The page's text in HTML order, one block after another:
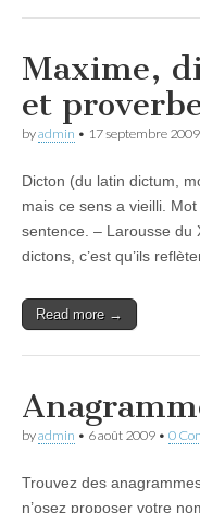
Maxime,
et
byadmin • 17 septembre 2009
Dicton (du latin dictum,
mais ce sens a vieilli.
sentence. – Larousse du
dictons, c’est qu’ils
Read more →
byadmin • 6 août 2009 • 0
Trouvez des
n’osez proposer votre